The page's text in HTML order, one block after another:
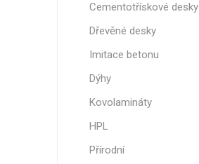
Cementotřískové desky
Dřevěné desky
Imitace betonu
Dýhy
Kovolamináty
HPL
Přírodní